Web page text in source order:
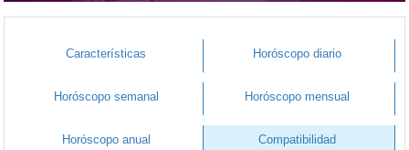
Características Horóscopo diario
Horóscopo semanal Horóscopo mensual
Horóscopo anual Compatibilidad